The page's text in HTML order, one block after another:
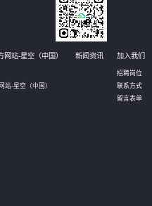
站-星空（中国）
站-星空（中国）
新闻资讯 加入我们
招聘岗位
联系方式
留言表单